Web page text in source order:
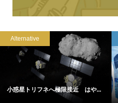
Alternative
小惑星トリフネへ極限接近 はや...